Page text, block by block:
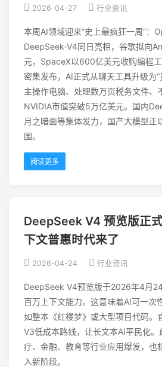
2026-04-27 行业资讯
本周AI领域迎来“史上最疯狂一周”：
DeepSeek-V4同日亮相，谷歌拟向
元，SpaceX以600亿美元收购编程
密集发布，AI正式从聊天工具升级为
主操作电脑、处理数万页税务文件、
NVIDIA市值突破5万亿美元。国内
月之暗面等集体发力，国产大模型正
围。
阅读更多
DeepSeek V4 预览版正
下文普惠时代来了
2026-04-24 行业资讯
DeepSeek V4预览版于2026年4月
百万上下文能力。这意味着AI可一次
如整本《红楼梦》或大型项目代码。
V3低成本路线，让长文本AI平民化。
疗、金融、教育等行业应用爆发，也
入新阶段。